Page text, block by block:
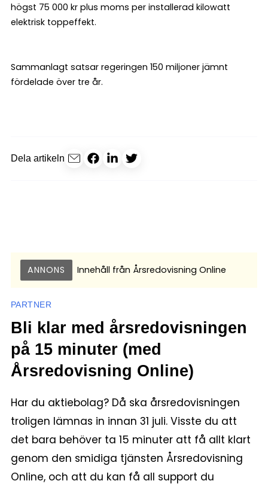
högst 75 000 kr plus moms per installerad kilowatt
elektrisk toppeffekt.
Sammanlagt satsar regeringen 150 miljoner jämnt
fördelade över tre år.
Dela artikeln
ANNONS Innehåll från Årsredovisning Online
PARTNER
Bli klar med årsredovisningen
på 15 minuter (med
Årsredovisning Online)
Har du aktiebolag? Då ska årsredovisningen
troligen lämnas in innan 31 juli. Visste du att
det bara behöver ta 15 minuter att få allt klart
genom den smidiga tjänsten Årsredovisning
Online, och att du kan få all support du